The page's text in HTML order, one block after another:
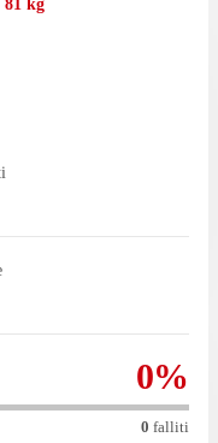
81 kg
0%
0 falliti